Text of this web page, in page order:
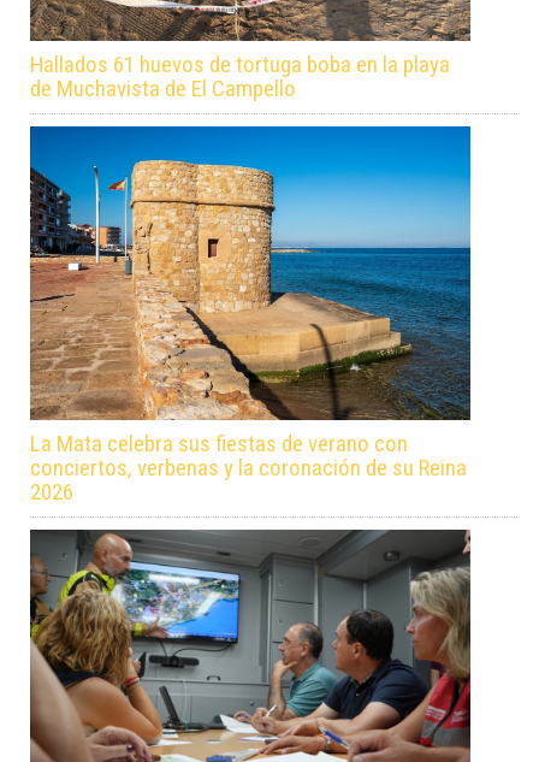
Hallados 61 huevos de tortuga boba en la playa
de Muchavista de El Campello
La Mata celebra sus fiestas de verano con
conciertos, verbenas y la coronación de su Reina
2026